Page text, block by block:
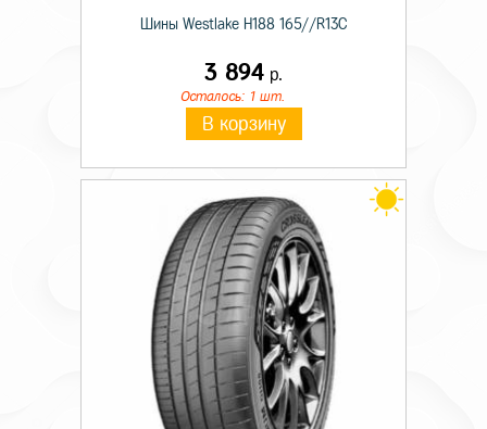
Шины Westlake H188 165//R13C
3 894 р.
Осталось: 1 шт.
В корзину